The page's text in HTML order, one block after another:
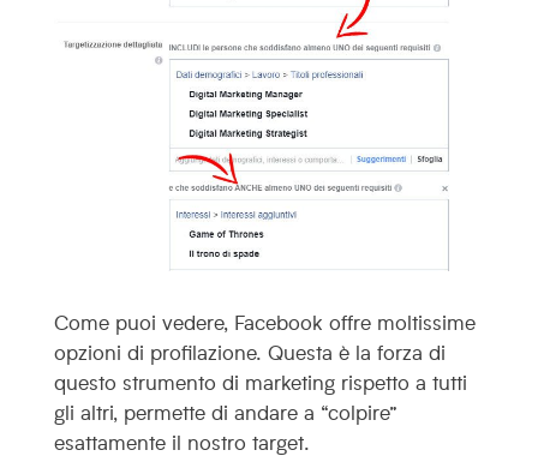
Come puoi vedere, Facebook offre moltissime
opzioni di profilazione. Questa è la forza di
questo strumento di marketing rispetto a tutti
gli altri, permette di andare a “colpire”
esattamente il nostro target.